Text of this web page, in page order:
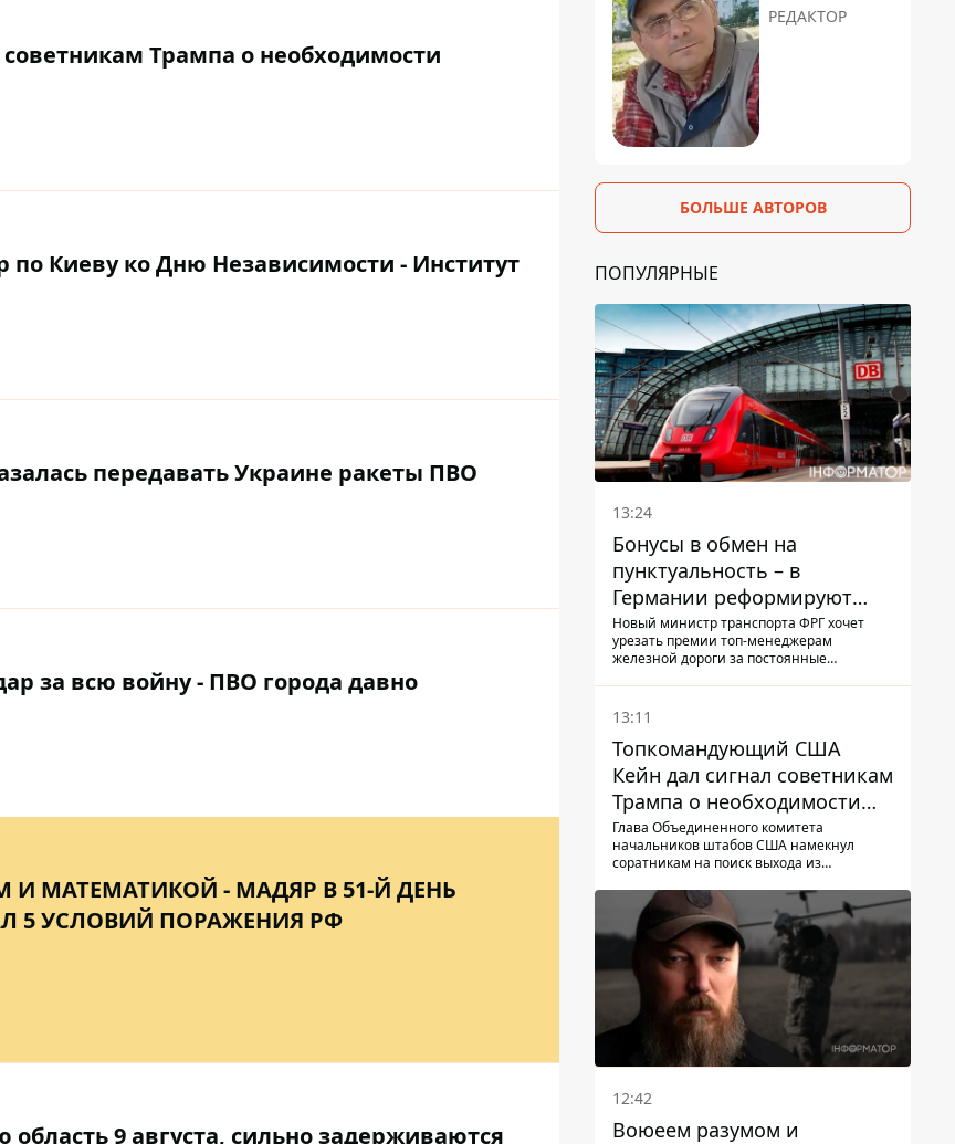
Трампа о необходимости
Киеву ко Дню Независимости - Институт
передавать Украине ракеты ПВО
за всю войну - ПВО города давно
МАТЕМАТИКОЙ - МАДЯР В 51-Й ДЕНЬ
5 УСЛОВИЙ ПОРАЖЕНИЯ РФ
9 августа, сильно задерживаются
РЕДАКТОР
БОЛЬШЕ АВТОРОВ
ПОПУЛЯРНЫЕ
13:24
Бонусы в обмен на
пунктуальность – в
Германии реформируют
премирование руководства
Deutsche Bahn
Новый министр транспорта ФРГ хочет
урезать премии топ-менеджерам
железной дороги за постоянные
13:11
Топкомандующий США
Кейн дал сигнал советникам
Трампа о необходимости
заканчивать войну с
Ираном – СМИ
Глава Объединенного комитета
начальников штабов США намекнул
соратникам на поиск выхода из
12:42
Воюеем разумом и